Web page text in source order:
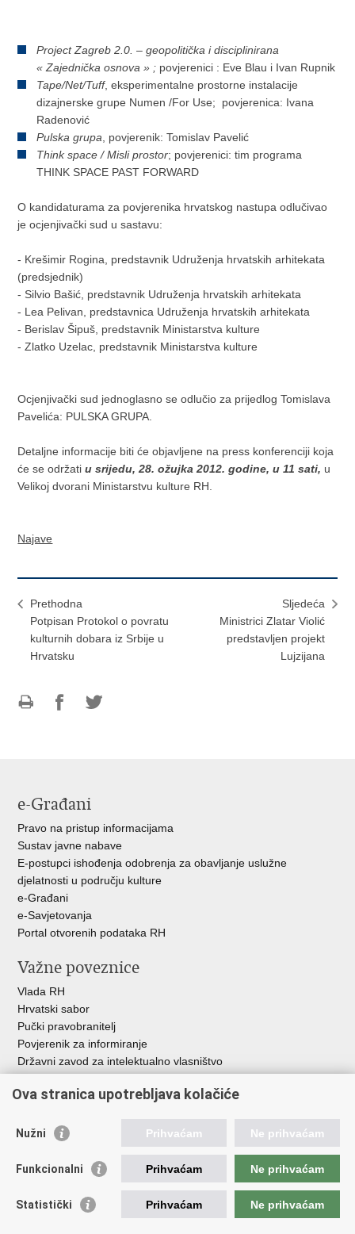
Project Zagreb 2.0. –geopolitička i disciplinirana
« Zajednička osnova» ; povjerenici : Eve Blau i Ivan Rupnik
Tape/Net/Tuff, eksperimentalne prostorne instalacije
dizajnerske grupe Numen /For Use; povjerenica: Ivana
Radenović
Pulska grupa , povjerenik: Tomislav Pavelić
Think space / Misli prostor; povjerenici: tim programa
THINK SPACE PAST FORWARD
O kandidaturama za povjerenika hrvatskog nastupa odlučivao
je ocjenjivački sud u sastavu:
- Krešimir Rogina, predstavnik Udruženja hrvatskih arhitekata
(predsjednik)
- Silvio Bašić, predstavnik Udruženja hrvatskih arhitekata
- Lea Pelivan, predstavnica Udruženja hrvatskih arhitekata
- Berislav Šipuš, predstavnik Ministarstva kulture
- Zlatko Uzelac, predstavnik Ministarstva kulture
Ocjenjivački sud jednoglasno se odlučio za prijedlog Tomislava
Pavelića: PULSKA GRUPA.
Detaljne informacije biti će objavljene na press konferenciji koja
će se održatiu srijedu, 28. ožujka 2012. godine, u 11 sati, u
Velikoj dvorani Ministarstvu kulture RH.
Najave
Prethodna
Potpisan Protokol o povratu
kulturnih dobara iz Srbije u
Hrvatsku
Sljedeća
Ministrici Zlatar Violić
predstavljen projekt
Lujzijana
e-Građani
Pravo na pristup informacijama
Sustav javne nabave
E-postupci ishođenja odobrenja za obavljanje uslužne
djelatnosti u području kulture
e-Građani
e-Savjetovanja
Portal otvorenih podataka RH
Važne poveznice
Vlada RH
Hrvatski sabor
Pučki pravobranitelj
Povjerenik za informiranje
Državni zavod za intelektualno vlasništvo
HAKOM
Ostale poveznice
Hrvatski audiovizualni centar
Creative Europe
Ova stranica upotrebljava kolačiće
Nužni Prihvaćam Ne prihvaćam
Funkcionalni Prihvaćam Ne prihvaćam
Statistički Prihvaćam Ne prihvaćam